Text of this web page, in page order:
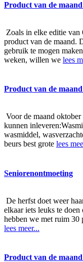
Product van de
Zoals in elke editie van
product van de maand.
gebruik te mogen
weken, willen we lees
Product van de
Voor de maand
kunnen
wasmiddel,
beurs best grote lees
Seniorenontmoeting
De herfst doet weer
elkaar iets leuks te
hebben we met ruim 30
lees meer...
Product van de